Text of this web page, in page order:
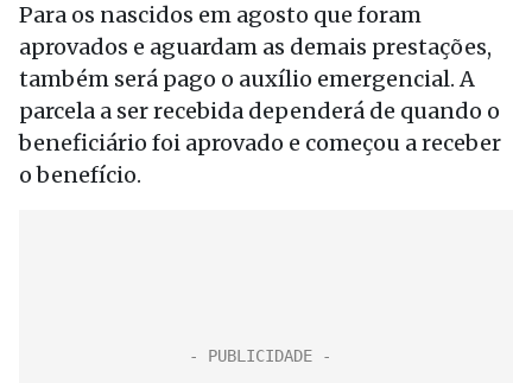
Para os nascidos em agosto que foram
aprovados e aguardam as demais prestações,
também será pago o auxílio emergencial. A
parcela a ser recebida dependerá de quando o
beneficiário foi aprovado e começou a receber
o benefício.